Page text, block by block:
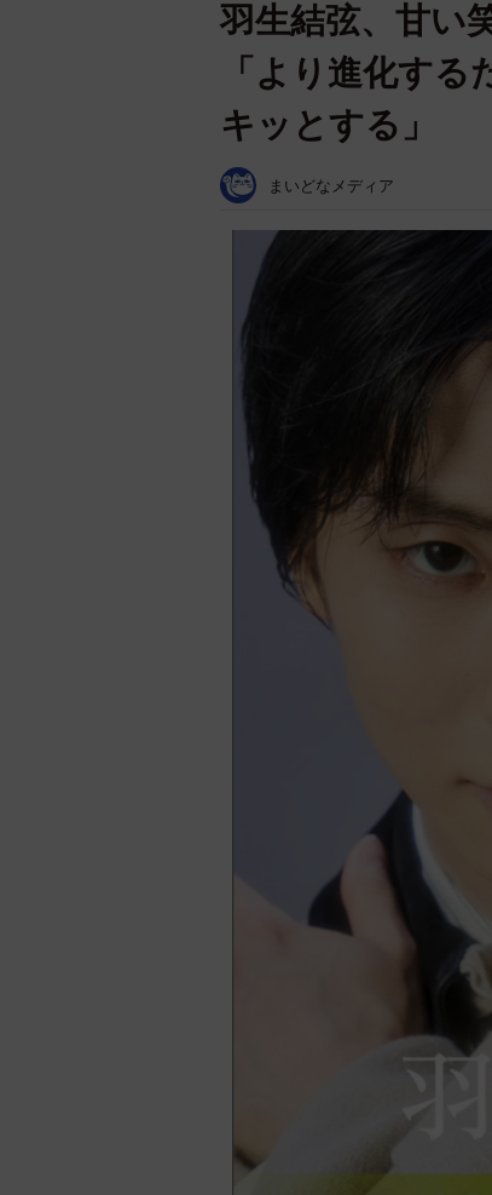
羽生結弦、甘い
「より進化す
キッとする」
まいどなメディア